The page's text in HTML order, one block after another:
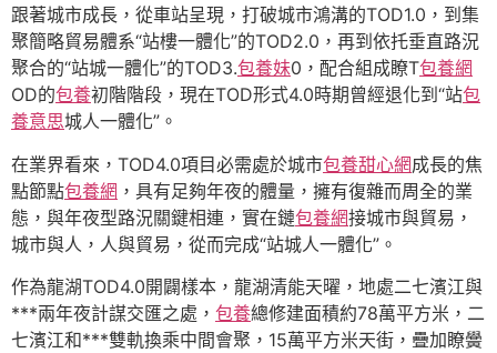
跟著城市成長，從車站呈現，打破城市鴻溝的TOD1.0，到集
聚簡略貿易體系“站樓一體化”的TOD2.0，再到依托垂直路況
聚合的“站城一體化”的TOD3.包養妹0，配合組成瞭T包養網
OD的包養初階階段，現在TOD形式4.0時期曾經退化到“站包
養意思城人一體化”。
在業界看來，TOD4.0項目必需處於城市包養甜心網成長的焦
點節點包養網 ，具有足夠年夜的體量，擁有復雜而周全的業
態，與年夜型路況關鍵相連，實在鏈包養網接城市與貿易，
城市與人，人與貿易，從而完成“站城人一體化”。
作為龍湖TOD4.0開闢樣本，龍湖清能天曜，地處二七濱江與
***兩年夜計謀交匯之處， 包養總修建面積約78萬平方米，二
七濱江和***雙軌換乘中間會聚，15萬平方米天街，疊加瞭黌